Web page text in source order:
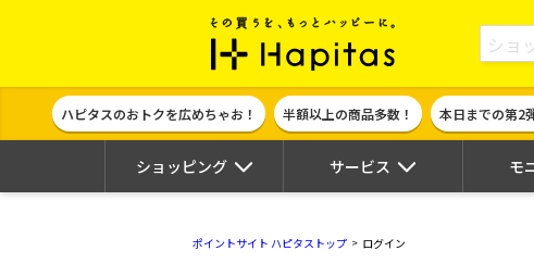
ポイント貯めて現金
ハピタスのおトクを広めちゃお！ 半額以上の商品多数！ 本日までの第2
ショッピング サービス モ
ポイントサイト ハピタストップ ログイン